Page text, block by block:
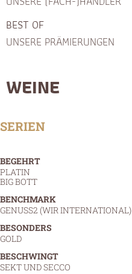
BEST OF
UNSERE PRÄMIERUNGEN
WEINE
SERIEN
BEGEHRT
PLATIN
BIG BOTT
BENCHMARK
GENUSS2 (WIR INTERNATIONAL)
BESONDERS
GOLD
BESCHWINGT
SEKT UND SECCO